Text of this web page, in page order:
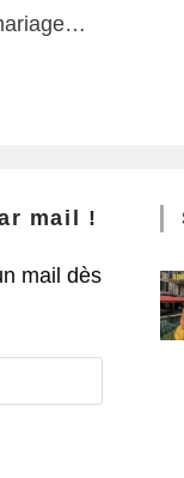
mail !
mail dès